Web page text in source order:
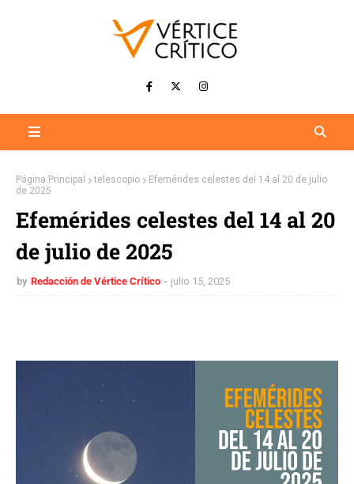
Página Principal telescopio
Efemérides celestes del 14 al 20 de julio
de 2025
Efemérides celestes del 14 al 20
de julio de 2025
by Redacción de Vértice Crítico julio 15, 2025